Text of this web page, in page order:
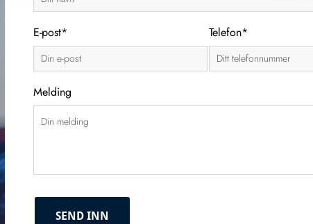
E-post* Telefon*
Melding